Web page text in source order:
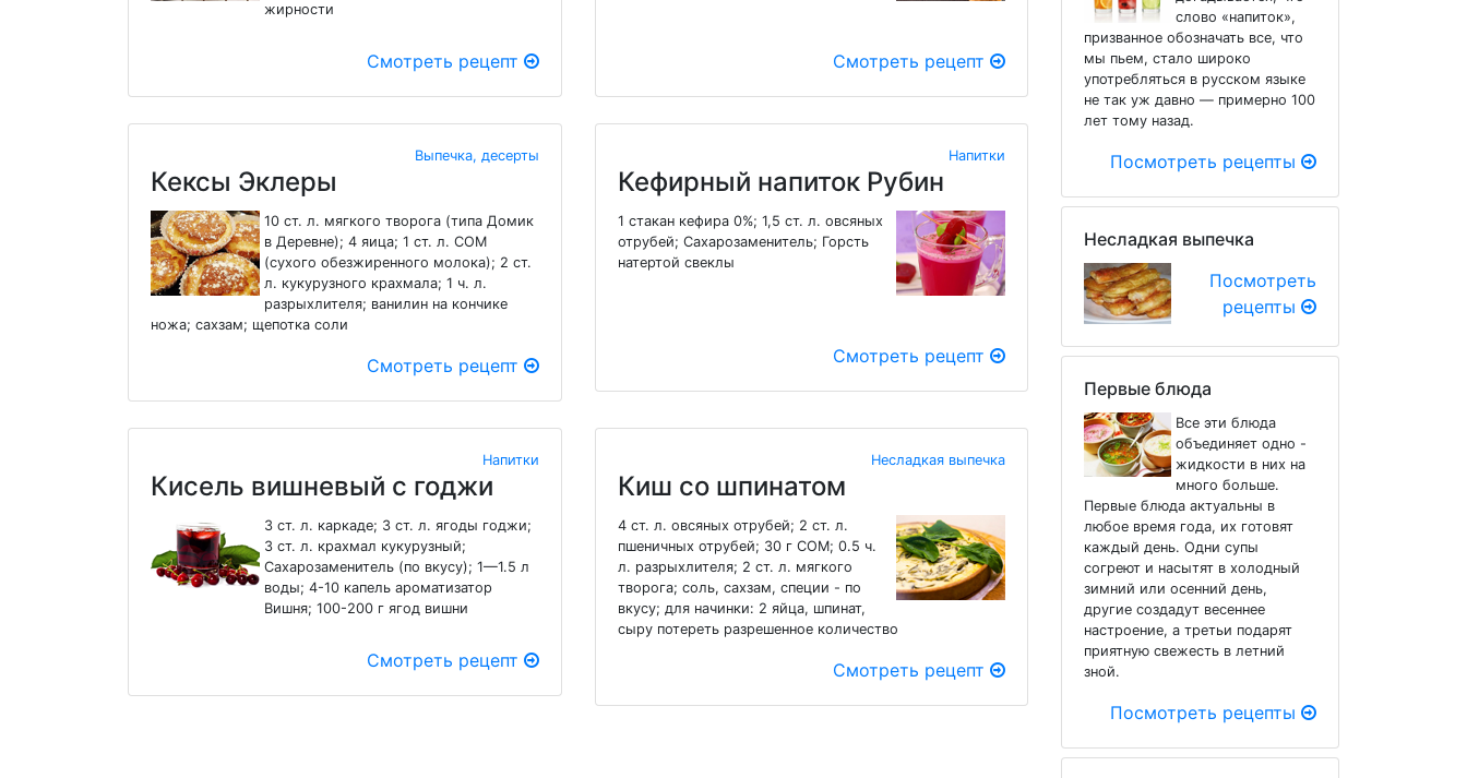
жирности
Смотреть рецепт Смотреть рецепт
Выпечка, десерты
Кексы Эклеры
10 ст. л. мягкого творога (типа Домик
в Деревне); 4 яица; 1 ст. л. СОМ
(сухого обезжиренного молока); 2 ст.
л. кукурузного крахмала; 1 ч. л.
разрыхлителя; ванилин на кончике
ножа; сахзам; щепотка соли
Смотреть рецепт
Напитки
Кефирный напиток Рубин
1 стакан кефира 0%; 1,5 ст. л. овсяных
отрубей; Сахарозаменитель; Горсть
натертой свеклы
Смотреть рецепт
Напитки
Кисель вишневый с годжи
3 ст. л. каркаде; 3 ст. л. ягоды годжи;
3 ст. л. крахмал кукурузный;
Сахарозаменитель (по вкусу); 1—1.5 л
воды; 4-10 капель ароматизатор
Вишня; 100-200 г ягод вишни
Смотреть рецепт
Несладкая выпечка
Киш со шпинатом
4 ст. л. овсяных отрубей; 2 ст. л.
пшеничных отрубей; 30 г СОМ; 0.5 ч.
л. разрыхлителя; 2 ст. л. мягкого
творога; соль, сахзам, специи - по
вкусу; для начинки: 2 яйца, шпинат,
сыру потереть разрешенное количество
Смотреть рецепт
слово «напиток»,
призванное обозначать все, что
мы пьем, стало широко
употребляться в русском языке
не так уж давно — примерно 100
лет тому назад.
Посмотреть рецепты
Несладкая выпечка
Посмотреть
рецепты
Первые блюда
Все эти блюда
объединяет одно -
жидкости в них на
много больше.
Первые блюда актуальны в
любое время года, их готовят
каждый день. Одни супы
согреют и насытят в холодный
зимний или осенний день,
другие создадут весеннее
настроение, а третьи подарят
приятную свежесть в летний
зной.
Посмотреть рецепты